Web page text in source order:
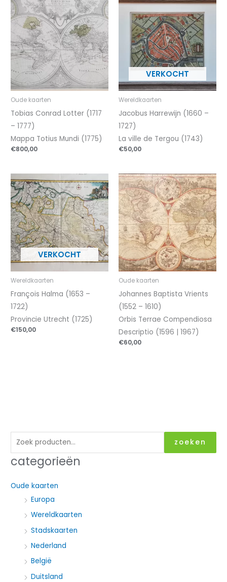
o
e
zoeken
categorieën
Oude kaarten
Europa
Wereldkaarten
Stadskaarten
Nederland
België
Duitsland
Oude kaarten
Tobias Conrad Lotter (1717
– 1777)
Mappa Totius Mundi (1775)
€800,00
Wereldkaarten
Jacobus Harrewijn (1660 –
1727)
La ville de Tergou (1743)
€50,00
Wereldkaarten
François Halma (1653 –
1722)
Provincie Utrecht (1725)
€150,00
Oude kaarten
Johannes Baptista Vrients
(1552 – 1610)
Orbis Terrae Compendiosa
Descriptio (1596 | 1967)
€60,00